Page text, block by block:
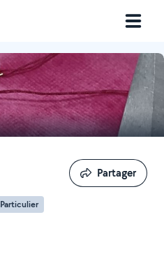
Particulier
Partager
Partager